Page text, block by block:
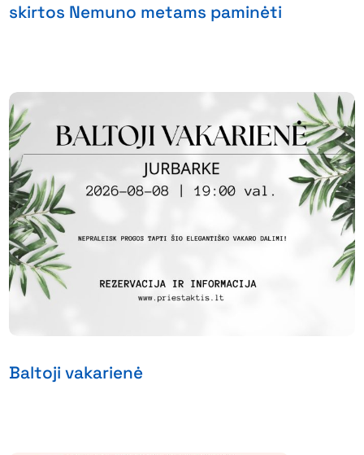
skirtos Nemuno metams paminėti
Baltoji vakarienė